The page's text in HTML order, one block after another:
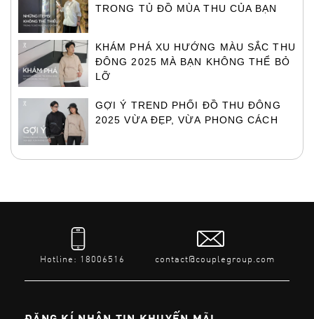
TRONG TỦ ĐỒ MÙA THU CỦA BẠN
KHÁM PHÁ XU HƯỚNG MÀU SẮC THU
ĐÔNG 2025 MÀ BẠN KHÔNG THỂ BỎ
LỠ
GỢI Ý TREND PHỐI ĐỒ THU ĐÔNG
2025 VỪA ĐẸP, VỪA PHONG CÁCH
Hotline: 18006516 contact@couplegroup.com